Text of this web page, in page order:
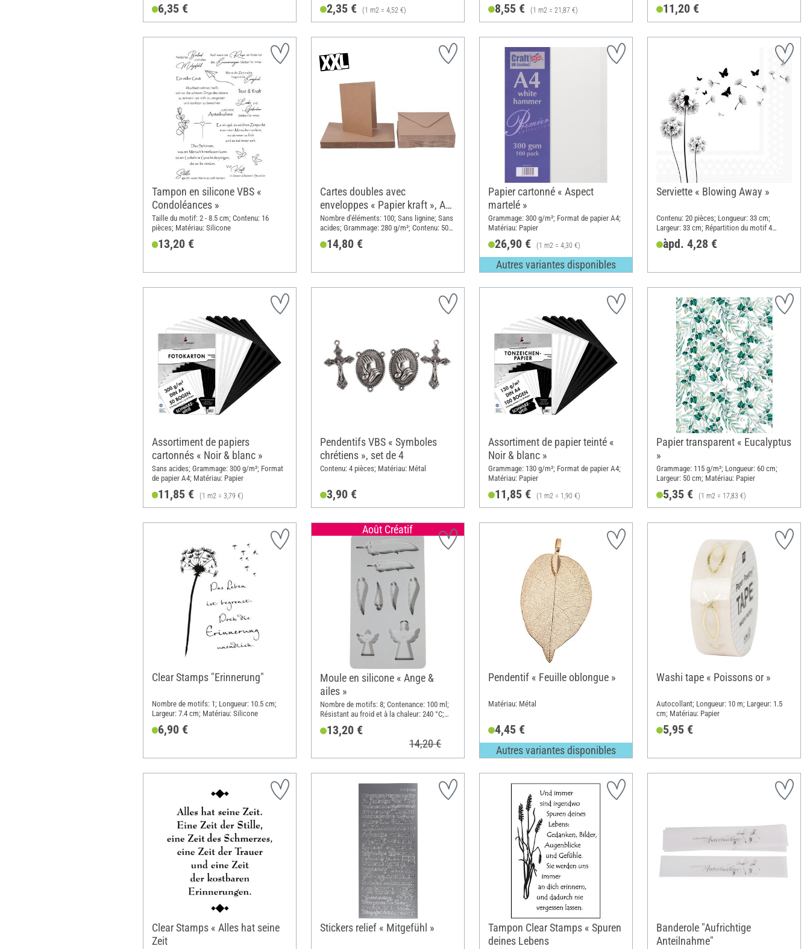
6,35 € 2,35 € (1 m2 = 4,52 €) 8,55 € (1 m2 = 21,87 €)
Matériau: Papier
11,20 €
Tampon en silicone VBS «
Condoléances »
Taille du motif: 2 - 8.5 cm; Contenu: 16
pièces; Matériau: Silicone
13,20 €
Cartes doubles avec
enveloppes « Papier kraft », A6,
50 pc.
Nombre d'éléments: 100; Sans lignine; Sans
acides; Grammage: 280 g/m²; Contenu: 50
Carton
14,80 €
Papier cartonné « Aspect
martelé »
Grammage: 300 g/m²; Format de papier A4;
Matériau: Papier
26,90 € (1 m2 = 4,30 €)
Autres variantes disponibles
Serviette « Blowing Away »
Contenu: 20 pièces; Longueur: 33 cm;
Largeur: 33 cm; Répartition du motif 4
motifs; Matériau: Papier
àpd. 4,28 €
Assortiment de papiers
cartonnés « Noir & blanc »
Sans acides; Grammage: 300 g/m²; Format
de papier A4; Matériau: Papier
11,85 € (1 m2 = 3,79 €)
Pendentifs VBS « Symboles
chrétiens », set de 4
Contenu: 4 pièces; Matériau: Métal
3,90 €
Assortiment de papier teinté «
Noir & blanc »
Grammage: 130 g/m²; Format de papier A4;
Matériau: Papier
11,85 € (1 m2 = 1,90 €)
Papier transparent « Eucalyptus
»
Grammage: 115 g/m²; Longueur: 60 cm;
Largeur: 50 cm; Matériau: Papier
5,35 € (1 m2 = 17,83 €)
Clear Stamps "Erinnerung"
Nombre de motifs: 1; Longueur: 10.5 cm;
Largeur: 7.4 cm; Matériau: Silicone
6,90 €
Août Créatif
Moule en silicone « Ange &
ailes »
Nombre de motifs: 8; Contenance: 100 ml;
Résistant au froid et à la chaleur: 240 °C;
13,20 €
14,20 €
Pendentif « Feuille oblongue »
Matériau: Métal
4,45 €
Autres variantes disponibles
Washi tape « Poissons or »
Autocollant; Longueur: 10 m; Largeur: 1.5
cm; Matériau: Papier
5,95 €
Clear Stamps « Alles hat seine
Zeit
Stickers relief « Mitgefühl »
Tampon Clear Stamps « Spuren
deines Lebens
Banderole "Aufrichtige
Anteilnahme"